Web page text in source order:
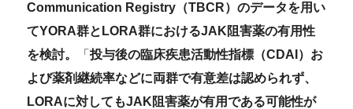
Communication Registry（TBCR）のデータを用い
てYORA群とLORA群におけるJAK阻害薬の有用性
を検討。
「投与後の臨床疾患活動性指標（CDAI）お
よび薬剤継続率などに両群で有意差は認められず、
LORAに対してもJAK阻害薬が有用である可能性が